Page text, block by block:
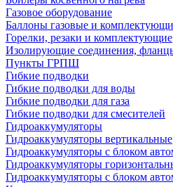
Газовое оборудование
Баллоны газовые и
Горелки, резаки и комплектующие
Изолирующие соединения,
Пункты ГРПШ
Гибкие подводки
Гибкие подводки для воды
Гибкие подводки для газа
Гибкие подводки для смесителей
Гидроаккумуляторы
Гидроаккумуляторы вертикальные
Гидроаккумуляторы с блоком
Гидроаккумуляторы
Гидроаккумуляторы с блоком